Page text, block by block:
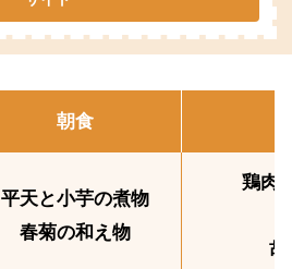
朝食
平天と小芋の煮物
春菊の和え物
鶏肉
胡